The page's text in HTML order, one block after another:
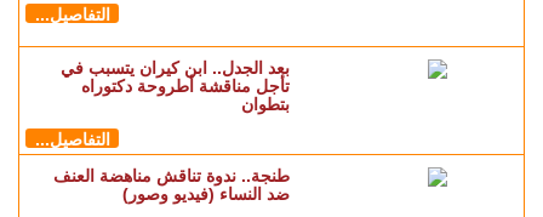
التفاصيل...
بعد الجدل.. ابن كيران يتسبب في
تأجل مناقشة أطروحة دكتوراه
بتطوان
التفاصيل...
طنجة.. ندوة تناقش مناهضة العنف
ضد النساء (فيديو وصور)